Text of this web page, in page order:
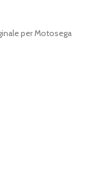
per Motosega